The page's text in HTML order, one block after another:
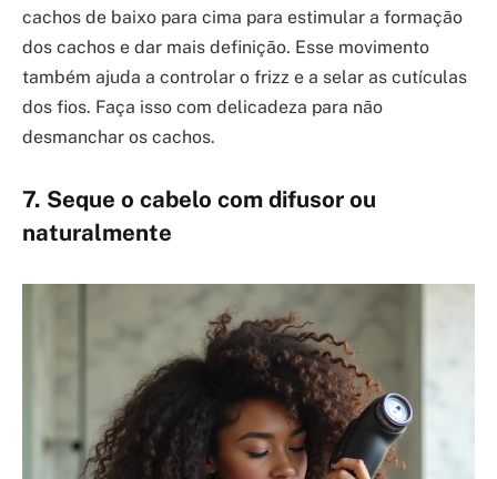
cachos de baixo para cima para estimular a formação
dos cachos e dar mais definição. Esse movimento
também ajuda a controlar o frizz e a selar as cutículas
dos fios. Faça isso com delicadeza para não
desmanchar os cachos.
7. Seque o cabelo com difusor ou
naturalmente